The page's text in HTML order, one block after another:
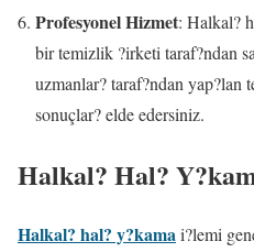
Profesyonel Hizmet: Halkal?
bir temizlik ?irketi taraf?ndan
uzmanlar? taraf?ndan
sonuçlar? elde edersiniz.
Halkal? Hal?
Halkal? hal? y?kamai?lemi